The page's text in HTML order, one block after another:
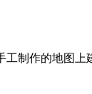
制作的地图